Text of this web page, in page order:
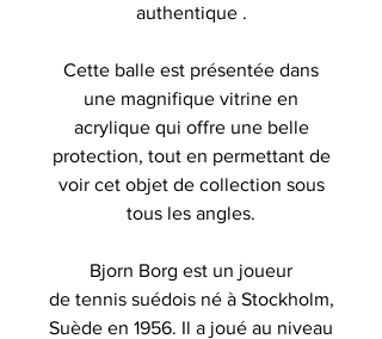
authentique .
Cette balle est présentée dans
une magnifique vitrine en
acrylique qui offre une belle
protection, tout en permettant de
voir cet objet de collection sous
tous les angles.
Bjorn Borg est un joueur
de tennis suédois né à Stockholm,
Suède en 1956. Il a joué au niveau